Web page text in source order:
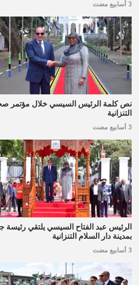
3 أسابيع مضت
نص كلمة الرئيس السيسي خلال مؤتمر
التنزانية
3 أسابيع مضت
الرئيس عبد الفتاح السيسي يلتقي رئيسة
بمدينة دار السلام التنزانية
3 أسابيع مضت